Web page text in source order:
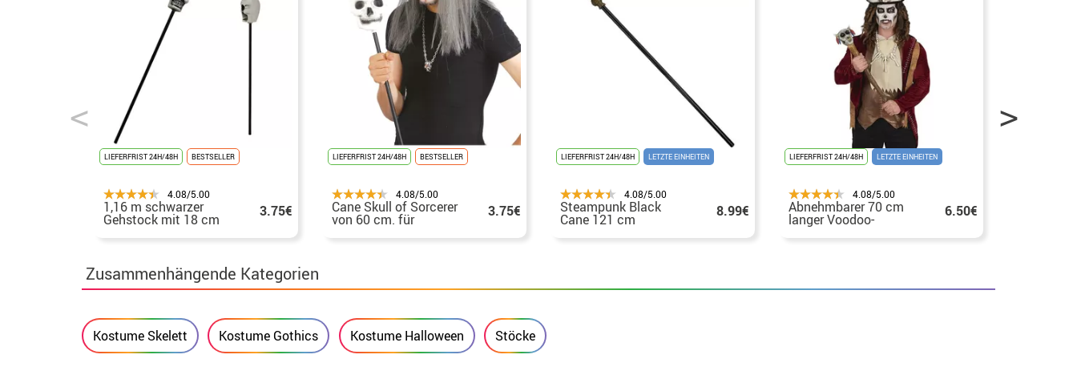
LIEFERFRIST 24H/48H BESTSELLER
4.08/5.00
1,16 m schwarzer
Gehstock mit 18 cm 3.75€
LIEFERFRIST 24H/48H BESTSELLER
4.08/5.00
Cane Skull of Sorcerer
von 60 cm. für 3.75€
LIEFERFRIST 24H/48H LETZTE EINHEITEN
4.08/5.00
Steampunk Black
Cane 121 cm 8.99€
LIEFERFRIST 24H/48H LETZTE EINHEITEN
4.08/5.00
Abnehmbarer 70 cm
langer Voodoo-
Schädelstock
6.50€
Zusammenhängende Kategorien
Kostume Skelett Kostume Gothics Kostume Halloween Stöcke